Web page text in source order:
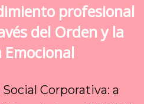
profesional
del Orden y la
Emocional
Corporativa: a